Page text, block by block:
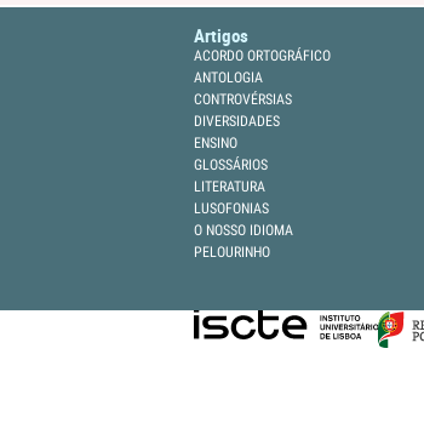
Artigos
ACORDO ORTOGRÁFICO
ANTOLOGIA
CONTROVÉRSIAS
DIVERSIDADES
ENSINO
GLOSSÁRIOS
LITERATURA
LUSOFONIAS
O NOSSO IDIOMA
PELOURINHO